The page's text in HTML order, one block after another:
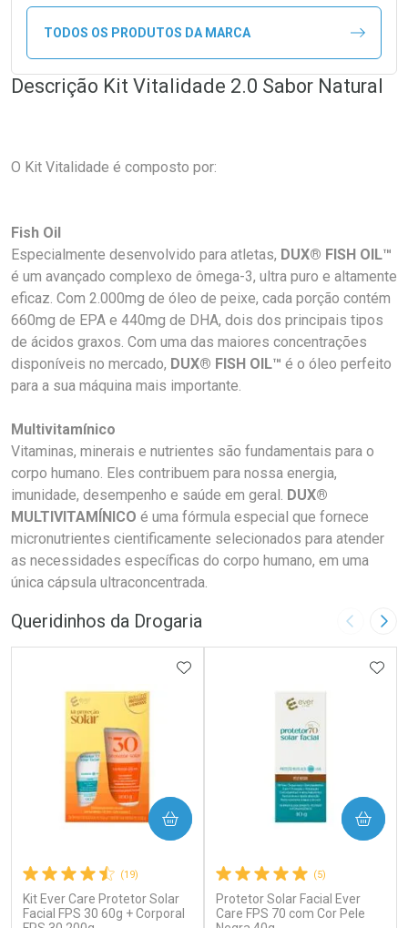
TODOS OS PRODUTOS DA MARCA
Descrição Kit Vitalidade 2.0 Sabor Natural
O Kit Vitalidade é composto por:
Fish Oil
Especialmente desenvolvido para atletas, DUX® FISH OIL™
é um avançado complexo de ômega-3, ultra puro e altamente
eficaz. Com 2.000mg de óleo de peixe, cada porção contém
660mg de EPA e 440mg de DHA, dois dos principais tipos
de ácidos graxos. Com uma das maiores concentrações
disponíveis no mercado, DUX® FISH OIL™ é o óleo perfeito
para a sua máquina mais importante.
Multivitamínico
Vitaminas, minerais e nutrientes são fundamentais para o
corpo humano. Eles contribuem para nossa energia,
imunidade, desempenho e saúde em geral. DUX®
MULTIVITAMÍNICO é uma fórmula especial que fornece
micronutrientes cientificamente selecionados para atender
as necessidades específicas do corpo humano, em uma
única cápsula ultraconcentrada.
Queridinhos da Drogaria Imagem
(19)
Kit Ever Care Protetor Solar
Facial FPS 30 60g + Corporal
ADICIONAR AOS FAVORITOS
COMPRAR
(5)
Protetor Solar Facial Ever
Care FPS 70 com Cor Pele
COMPRAR